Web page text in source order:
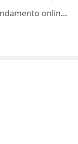
Esse especialista não oferece agendamento online para esse endereço.